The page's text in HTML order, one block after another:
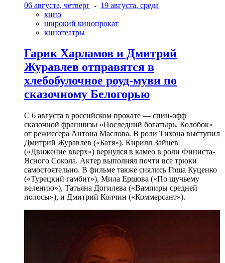
06 августа, четверг - 19 августа, среда
кино
широкий кинопрокат
кинотеатры
Гарик Харламов и Дмитрий
Журавлев отправятся в
хлебобулочное роуд-муви по
сказочному Белогорью
С 6 августа в российском прокате — спин-офф
сказочной франшизы «Последний богатырь. Колобок»
от режиссера Антона Маслова. В роли Тихона выступил
Дмитрий Журавлев («Батя»). Кирилл Зайцев
(«Движение вверх») вернулся в камео в роли Финиста-
Ясного Сокола. Актер выполнял почти все трюки
самостоятельно. В фильме также снялись Гоша Куценко
(«Турецкий гамбит»), Мила Ершова («По щучьему
велению»), Татьяна Догилева («Вампиры средней
полосы»), и Дмитрий Колчин («Коммерсант»).